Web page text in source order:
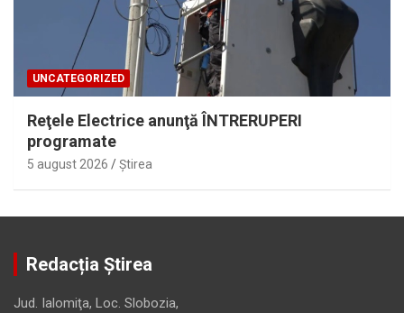
UNCATEGORIZED
Reţele Electrice anunţă ÎNTRERUPERI
programate
5 august 2026 Ştirea
Redacția Știrea
Jud. Ialomiţa, Loc. Slobozia,